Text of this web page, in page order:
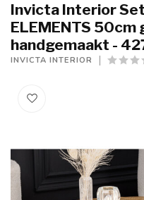
Invicta Interior
ELEMENTS 50cm
handgemaakt -
INVICTA INTERIOR